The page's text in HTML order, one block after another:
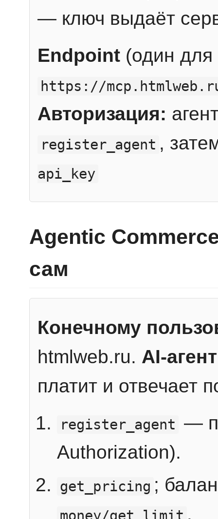
— ключ выдаёт
Endpoint (один для
https://
Авторизация:
register_agent ,
api_key
Agentic
сам
Конечному
htmlweb.ru. AI-агент
платит и отвечает
register_agent —
Authorization).
get_pricing ;
.